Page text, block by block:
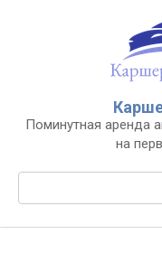
Поминутная аренда
на
Поиск: